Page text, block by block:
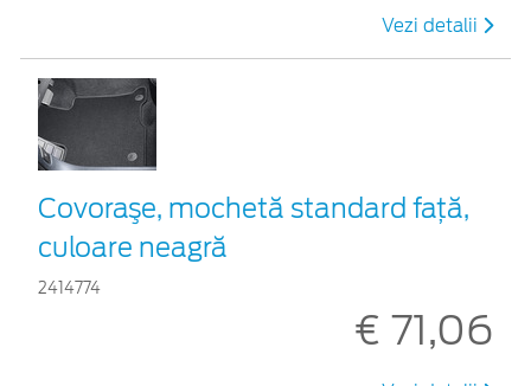
Vezi detalii
Covoraşe, mochetă standard față,
culoare neagră
2414774
€ 71,06